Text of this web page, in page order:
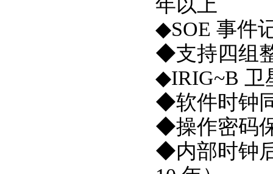
◆SOE 事件
◆支持四组
◆IRIG~B 卫
◆软件时钟
◆操作密码
◆内部时钟